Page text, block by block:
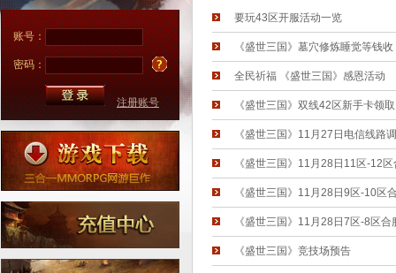
账号：
密码：
注册账号
要玩43区开服活动一览
《盛世三国》墓穴修炼睡觉等钱收
全民祈福 《盛世三国》感恩活动
《盛世三国》双线42区新手卡领取
《盛世三国》11月27日电信线路
《盛世三国》11月28日11区-12
《盛世三国》11月28日9区-10区
《盛世三国》11月28日7区-8区合
《盛世三国》竞技场预告